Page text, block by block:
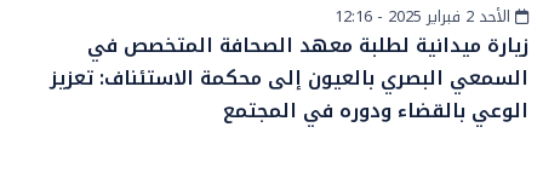
أخبار عامةالأحد 2 فبراير 2025 - 12:16
زيارة ميدانية لطلبة معهد الصحافة المتخصص في
السمعي البصري بالعيون إلى محكمة الاستئناف: تعزيز
الوعي بالقضاء ودوره في المجتمع